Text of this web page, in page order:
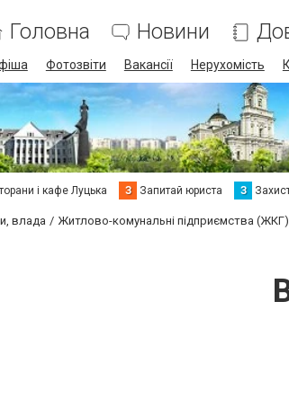
Головна Новини
Фотозвіти Вакансії Нерухомість
і кафе Луцька З Запитай юриста З
влада Житлово-комунальні підприємства (ЖКГ)